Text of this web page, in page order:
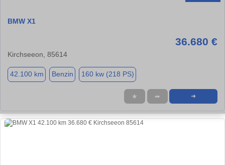
BMW X1
36.680 €
Kirchseeon, 85614
42.100 km Benzin 160 kw (218 PS)
★ ➦ ➜